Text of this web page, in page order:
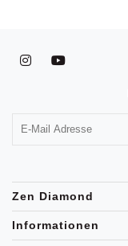
Zen Diamond
Informationen